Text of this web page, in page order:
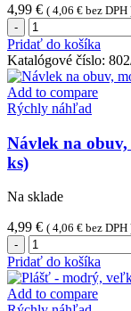
4,99 € ( 4,06 € bez DPH
množstvo
Čiapka
CLIP
biela
veľkosť
21"/cca.52
cm
(100
ks)
Pridať do košíka
Katalógové číslo:
Add to compare
Rýchly náhľad
Návlek na
ks)
Na sklade
4,99 € ( 4,06 € bez DPH
množstvo
Návlek
na
obuv,
modrý,
Pridať do košíka
Add to compare